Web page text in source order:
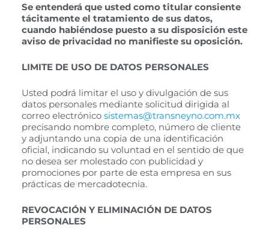
Se entenderá que usted como titular consiente
tácitamente el tratamiento de sus datos,
cuando habiéndose puesto a su disposición este
aviso de privacidad no manifieste su oposición.
LIMITE DE USO DE DATOS PERSONALES
Usted podrá limitar el uso y divulgación de sus
datos personales mediante solicitud dirigida al
correo electrónico sistemas@transneyno.com.mx
precisando nombre completo, número de cliente
y adjuntando una copia de una identificación
oficial, indicando su voluntad en el sentido de que
no desea ser molestado con publicidad y
promociones por parte de esta empresa en sus
prácticas de mercadotecnia.
REVOCACIÓN Y ELIMINACIÓN DE DATOS
PERSONALES